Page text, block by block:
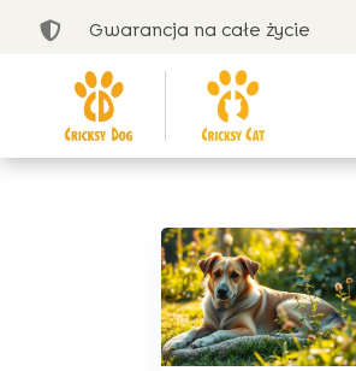
 Gwarancja na całe życie